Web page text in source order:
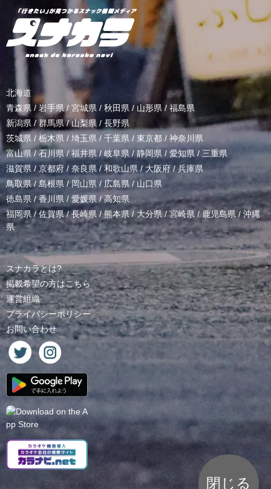
北海道
青森県 / 岩手県/ 宮城県 / 秋田県 / 山形県/ 福島県
新潟県 /群馬県/山梨県 / 長野県
茨城県 / 栃木県 / 埼玉県 / 千葉県 / 東京都 / 神奈川県
富山県 /石川県/福井県/岐阜県 / 静岡県 / 愛知県 / 三重県
滋賀県 / 京都府 / 奈良県 / 和歌山県/ 大阪府 /兵庫県
鳥取県/ 島根県 /岡山県/ 広島県 / 山口県
徳島県 /香川県 / 愛媛県/高知県
福岡県/佐賀県/長崎県 /熊本県/ 大分県/宮崎県 /鹿児島県 / 沖縄
県
スナカラとは?
掲載希望の方はこちら
運営組織
プライバシーポリシー
お問い合わせ
閉じる